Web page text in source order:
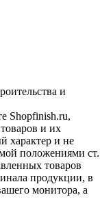
и
Shopfinish.ru,
и их
характер и не
положениями ст.
товаров
продукции, в
монитора, а